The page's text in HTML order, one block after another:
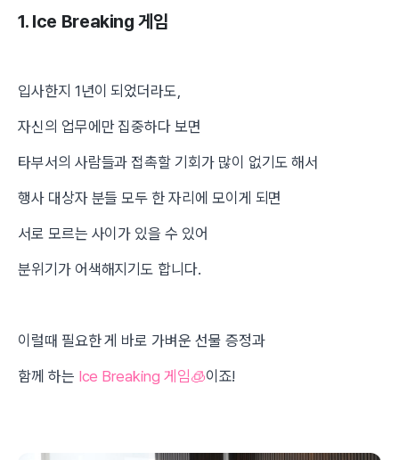
1. Ice Breaking 게임
입사한지 1년이 되었더라도,
자신의 업무에만 집중하다 보면
타부서의 사람들과 접촉할 기회가 많이 없기도 해서
행사 대상자 분들 모두 한 자리에 모이게 되면
서로 모르는 사이가 있을 수 있어
분위기가 어색해지기도 합니다.
이럴때 필요한 게 바로 가벼운 선물 증정과
함께 하는 Ice Breaking 게임🧊이죠!